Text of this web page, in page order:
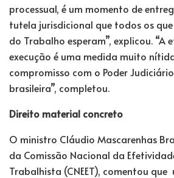
processual, é um momento de
tutela jurisdicional que todos os
do Trabalho esperam”, explicou. “A
execução é uma medida muito
compromisso com o Poder
brasileira”, completou.
Direito material concreto
O ministro Cláudio Mascarenhas
da Comissão Nacional da
Trabalhista (CNEET), comentou